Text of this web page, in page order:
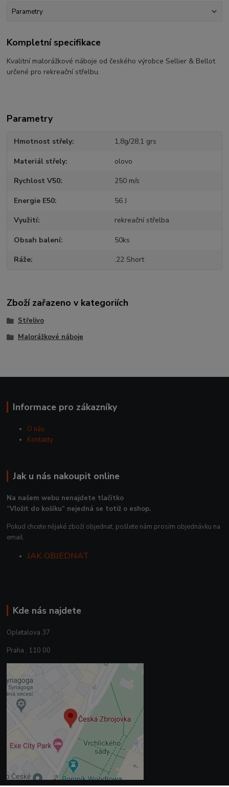
Parametry
Kompletní specifikace
Kvalitní malorážkové náboje od českého výrobce Sellier & Bellot
určené pro rekreační střelbu.
Parametry
Hmotnost střely 1,8g/28,1 grs
Materiál střely olovo
Rychlost V50 250 m/s
Energie E50 56 J
Využití rekreační střelba
Obsah balení 50ks
Ráže .22 Short
Zboží zařazeno v kategoriích
Střelivo
Malorážkové náboje
Informace pro zákazníky
O nás
Kontakty
Jak u nás nakoupit online
Na našem webu nenajdete tlačítko
“Vložit do košíku“ nejedná se totiž o eshop.
Pokud chcete nějaké zboží objednat, pošlete nám prosím objednávku na
email.
JAK OBJEDNAT
Kde nás najdete
Opletalova 37
Praha , 110 00